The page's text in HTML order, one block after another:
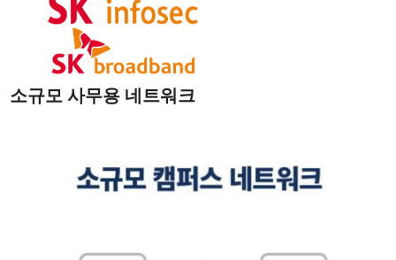
소규모 사무용 네트워크